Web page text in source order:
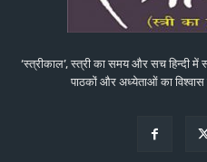
‘स्त्रीकाल’, स्त्री का समय और सच हिन्दी में
पाठकों और अध्येताओं का